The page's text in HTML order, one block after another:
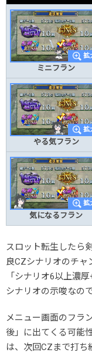
ミニフラン
やる気フラン
気になるフラン
スロット転生したら
良CZシナリオのチャ
「シナリオ6以上濃厚
シナリオの示唆なの
メニュー画面のフラ
後」に出てくる可能
は、次回CZまで打ち